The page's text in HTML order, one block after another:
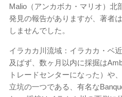
Malio（アンカボカ・マリオ）北
発見の報告がありますが、著者
しませんでした。
イラカカ川流域：イラカカ・ベ
及ばず、数ヶ月以内に採掘は
トレードセンターになった）や
立坑の一つである、有名な